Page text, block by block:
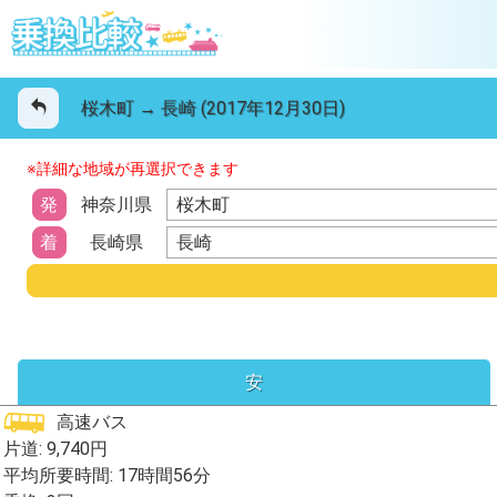
桜木町 → 長崎 (2017年12月30日)
※詳細な地域が再選択できます
発 神奈川県
桜木町
着
長崎県 長崎
安
高速バス
片道: 9,740円
平均所要時間: 17時間56分